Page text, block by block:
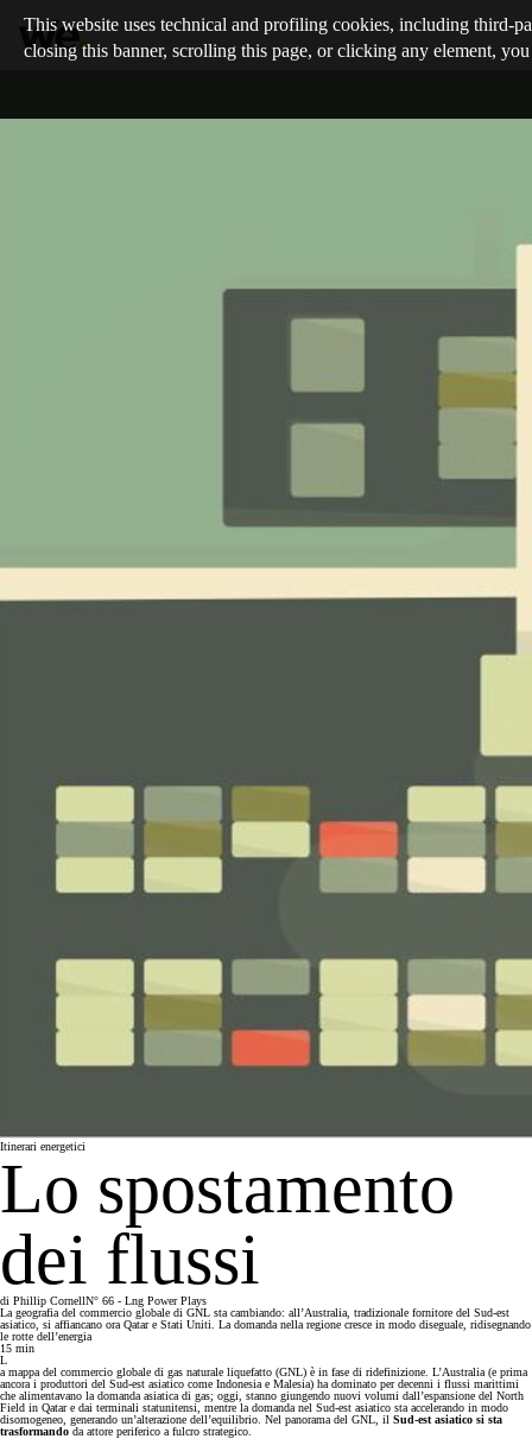
Itinerari energetici
Lo spostamento
dei flussi
di Phillip CornellN° 66 - Lng Power Plays
La geografia del commercio globale di GNL sta cambiando: all’Australia, tradizionale fornitore del Sud-est
asiatico, si affiancano ora Qatar e Stati Uniti. La domanda nella regione cresce in modo diseguale, ridisegnando
le rotte dell’energia
15 min
L
a mappa del commercio globale di gas naturale liquefatto (GNL) è in fase di ridefinizione. L’Australia (e prima
ancora i produttori del Sud-est asiatico come Indonesia e Malesia) ha dominato per decenni i flussi marittimi
che alimentavano la domanda asiatica di gas; oggi, stanno giungendo nuovi volumi dall’espansione del North
Field in Qatar e dai terminali statunitensi, mentre la domanda nel Sud-est asiatico sta accelerando in modo
disomogeneo, generando un’alterazione dell’equilibrio. Nel panorama del GNL, il Sud-est asiatico si sta
trasformando da attore periferico a fulcro strategico.
This website uses technical and profiling cookies, including third-
closing this banner, scrolling this page, or clicking any element,